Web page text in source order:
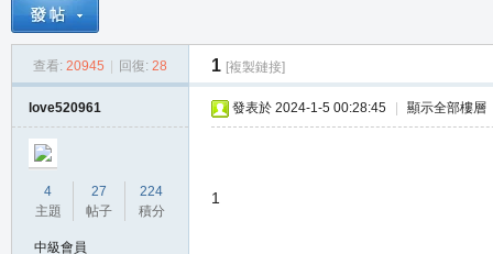
» › › ›
查看: 20945 回復: 28 1 [複製鏈接]
love520961
4
主題
27
帖子
224
積分
中級會員
發表於 2024-1-5 00:28:45 顯示全部樓層
1